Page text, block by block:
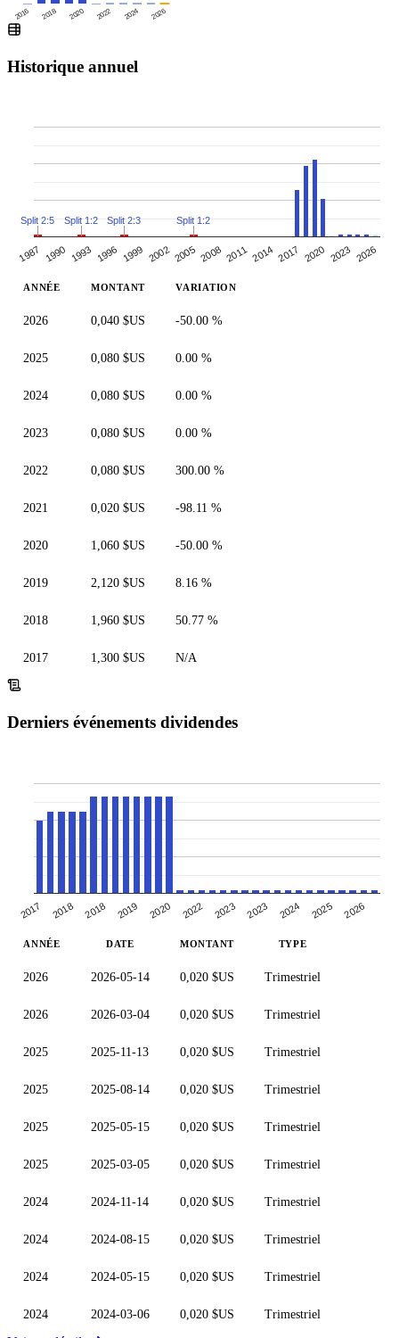
2016 2018 2020 2022 2024 2026
Historique annuel
1987 1990 1993 1996 1999 2002 2005 2008 2011 2014 2017 2020 2023 2026
Split 2:5 Split 1:2 Split 2:3 Split 1:2
ANNÉE MONTANT VARIATION
2026 0,040 $US -50.00 %
2025 0,080 $US 0.00 %
2024 0,080 $US 0.00 %
2023 0,080 $US 0.00 %
2022 0,080 $US 300.00 %
2021 0,020 $US -98.11 %
2020 1,060 $US -50.00 %
2019 2,120 $US 8.16 %
2018 1,960 $US 50.77 %
2017 1,300 $US N/A
Derniers événements dividendes
2017 2018 2018 2019 2020 2022 2023 2023 2024 2025 2026
ANNÉE DATE MONTANT TYPE
2026 2026-05-14 0,020 $US Trimestriel
2026 2026-03-04 0,020 $US Trimestriel
2025 2025-11-13 0,020 $US Trimestriel
2025 2025-08-14 0,020 $US Trimestriel
2025 2025-05-15 0,020 $US Trimestriel
2025 2025-03-05 0,020 $US Trimestriel
2024 2024-11-14 0,020 $US Trimestriel
2024 2024-08-15 0,020 $US Trimestriel
2024 2024-05-15 0,020 $US Trimestriel
2024 2024-03-06 0,020 $US Trimestriel